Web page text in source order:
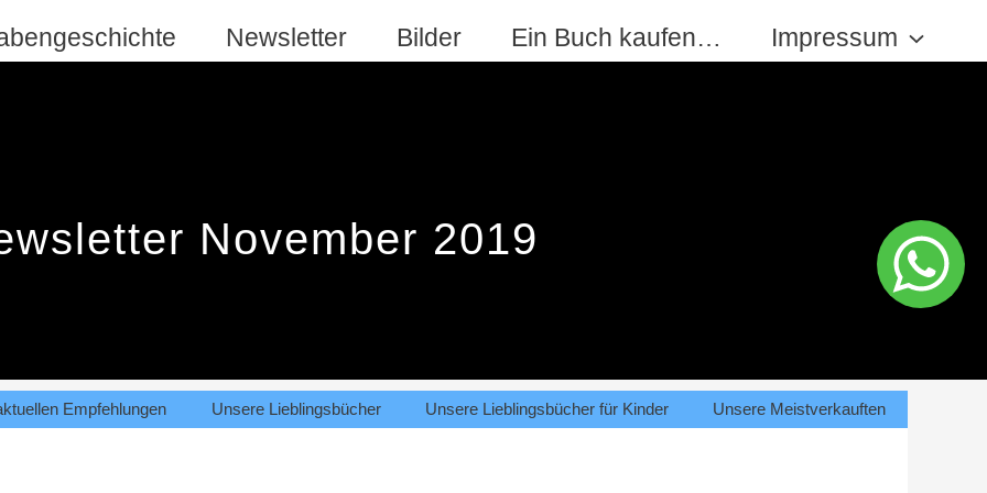
Newsletter Bilder Ein Buch kaufen… Impressum
November 2019
Empfehlungen Unsere Lieblingsbücher Unsere Lieblingsbücher für Kinder Unsere Meistverkauften